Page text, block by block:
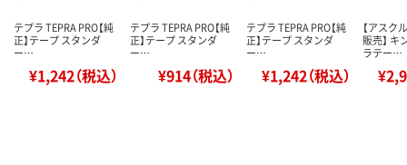
テプラ TEPRA PRO【純
正】テープ スタンダ
ー…
¥1,242（税込）
テプラ TEPRA PRO【純
正】テープ スタンダ
ー…
¥914（税込）
テプラ TEPRA PRO【純
正】テープ スタンダ
ー…
¥1,242（税込）
【アスク
販売】 キ
ラテー…